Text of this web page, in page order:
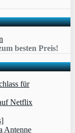
besten Preis!
für
Netflix
Antenne